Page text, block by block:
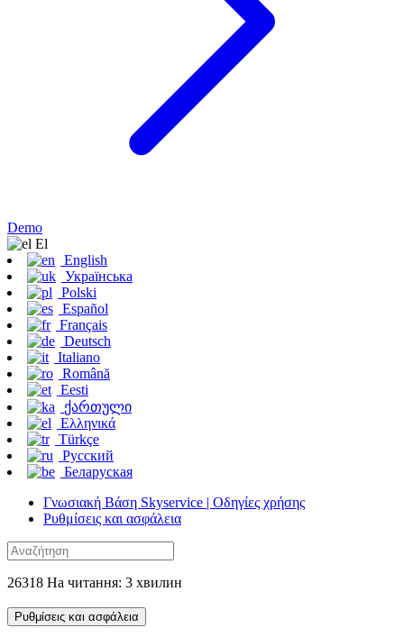
Demo
Εl
English
Українська
Polski
Español
Français
Deutsch
Italiano
Română
Eesti
ქართული
Ελληνικά
Türkçe
Русский
Беларуская
Γνωσιακή Βάση Skyservice | Οδηγίες χρήσης
Ρυθμίσεις και ασφάλεια
26318 На читання: 3 хвилин
Ρυθμίσεις και ασφάλεια